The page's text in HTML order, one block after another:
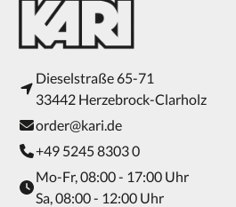
Dieselstraße 65-71
33442 Herzebrock-Clarholz
order@kari.de
+49 5245 8303 0
Mo-Fr, 08:00 - 17:00 Uhr
Sa, 08:00 - 12:00 Uhr